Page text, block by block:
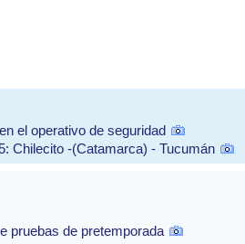
el operativo de seguridad
Chilecito -(Catamarca) - Tucumán
pruebas de pretemporada